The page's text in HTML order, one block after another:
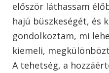
először láthassam
hajú büszkeségét, és
gondolkoztam, mi
kiemeli,
A tehetség, a